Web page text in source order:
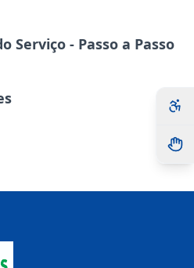
Serviço - Passo a Passo